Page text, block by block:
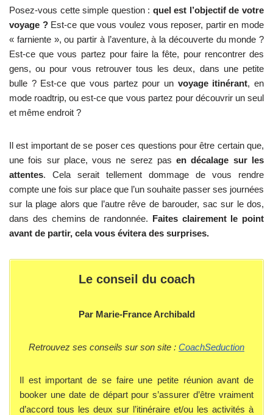
Posez-vous cette simple question : quel est l’objectif de votre
voyage ?Est-ce que vous voulez vous reposer, partir en mode
« farniente », ou partir à l’aventure, à la découverte du monde ?
Est-ce que vous partez pour faire la fête, pour rencontrer des
gens, ou pour vous retrouver tous les deux, dans une petite
bulle ? Est-ce que vous partez pour unvoyage itinérant, en
mode roadtrip, ou est-ce que vous partez pour découvrir un seul
et même endroit ?
Il est important de se poser ces questions pour être certain que,
une fois sur place, vous ne serez pasen décalage sur les
attentes. Cela serait tellement dommage de vous rendre
compte une fois sur place que l’un souhaite passer ses journées
sur la plage alors que l’autre rêve de barouder, sac sur le dos,
dans des chemins de randonnée. Faites clairement le point
avant de partir, cela vous évitera des surprises.
Le conseil du coach
Par Marie-France Archibald
Retrouvez ses conseils sur son site : CoachSeduction
Il est important de se faire une petite réunion avant de
booker une date de départ pour s’assurer d’être vraiment
d’accord tous les deux sur l’itinéraire et/ou les activités à